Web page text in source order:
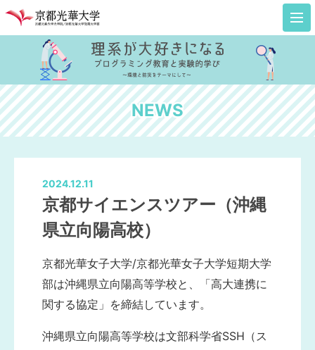
ご
実施担当者紹介
NEWS
2024.12.11
京都サイエンスツアー（沖縄
県立向陽高校）
京都光華女子大学/京都光華女子大学短期大学
部は沖縄県立向陽高等学校と、「高大連携に
関する協定」を締結しています。
沖縄県立向陽高等学校は文部科学省SSH（ス